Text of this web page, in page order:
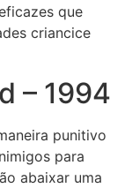
que
criancice
– 1994
punitivo
para
abaixar uma